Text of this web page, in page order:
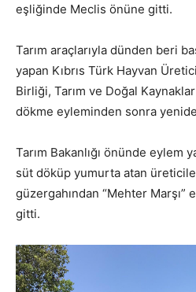
eşliğinde Meclis önüne gitti.
Tarım araçlarıyla dünden beri
yapan Kıbrıs Türk Hayvan
Birliği, Tarım ve Doğal
dökme eyleminden sonra
Tarım Bakanlığı önünde eylem
süt döküp yumurta atan
güzergahından “Mehter
gitti.